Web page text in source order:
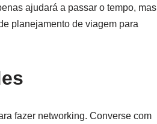
ajudará a passar o tempo, mas
planejamento de viagem para
fazer networking. Converse com